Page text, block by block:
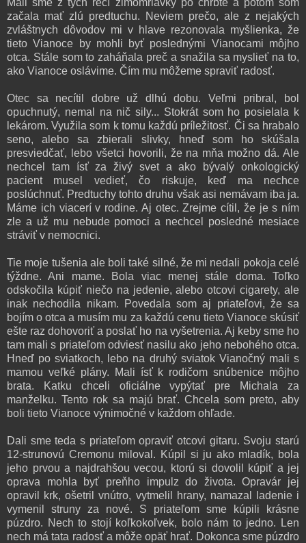
začala mať zlú predtuchu. Neviem prečo, ale z nejakých
zvláštnych dôvodov mi v hlave rezonovala myšlienka, že
tieto Vianoce by mohli byť poslednými Vianocami môjho
otca. Stále som to zaháňala preč a snažila sa myslieť na to,
ako Vianoce oslávime. Čím mu môžeme spraviť radosť.
Otec sa necítil dobre už dlhú dobu. Veľmi pribral, bol
opuchnutý, nemal na nič sily... Stokrát som ho posielala k
lekárom. Využila som k tomu každú príležitosť. Či sa hrabalo
seno, alebo sa zbierali slivky, hneď som ho skúšala
presviedčať, lebo všetci hovorili, že na mňa možno dá. Ale
nechcel tam ísť za živý svet a ako bývalý onkologický
pacient musel vedieť, čo riskuje, keď ma nechce
poslúchnuť. Predtuchy tohto druhu však asi nemávam iba ja.
Máme ich viacerí v rodine. Aj otec. Zrejme cítil, že je s ním
zle a už mu nebude pomoci a nechcel posledné mesiace
stráviť v nemocnici.
Tie moje tušenia ale boli také silné, že mi nedali pokoja celé
týždne. Ani mame. Bola viac menej stále doma. Toľko
odskočila kúpiť niečo na jedenie, alebo otcovi cigarety, ale
inak nechodila nikam. Povedala som aj priateľovi, že sa
bojím o otca a musím mu za každú cenu tieto Vianoce skúsiť
ešte raz dohovoriť a poslať ho na vyšetrenia. Aj keby sme ho
tam mali s priateľom odviesť nasilu ako jeho nebohého otca.
Hneď po sviatkoch, lebo na druhý sviatok Vianočný mali s
mamou veľké plány. Mali ísť k rodičom snúbenice môjho
brata. Katku chceli oficiálne vypýtať pre Michala za
manželku. Tento rok sa majú brať. Chcela som preto, aby
boli tieto Vianoce výnimočné v každom ohľade.
Dali sme teda s priateľom opraviť otcovi gitaru. Svoju starú
12-strunovú Cremonu miloval. Kúpil si ju ako mladík, bola
jeho prvou a najdrahšou vecou, ktorú si dovolil kúpiť a jej
oprava mohla byť preňho impulz do života. Opravár jej
opravil krk, ošetril vnútro, vytmelil hrany, namazal ladenie i
vymenil struny za nové. S priateľom sme kúpili krásne
púzdro. Nech to stojí koľkokoľvek, bolo nám to jedno. Len
nech má tata radosť a môže opäť hrať. Dokonca sme púzdro